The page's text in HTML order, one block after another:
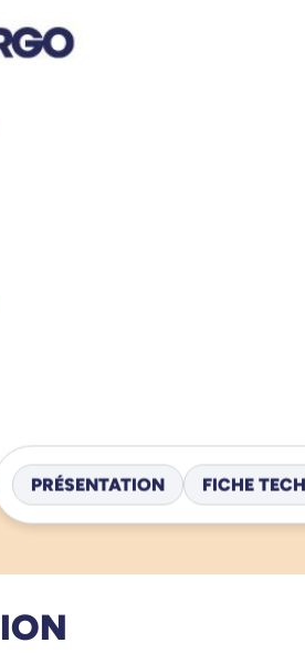
PRÉSENTATION FICHE